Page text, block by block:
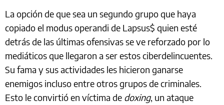
La opción de que sea un segundo grupo que haya
copiado el modus operandi de Lapsus$ quien esté
detrás de las últimas ofensivas se ve reforzado por lo
mediáticos que llegaron a ser estos ciberdelincuentes.
Su fama y sus actividades les hicieron ganarse
enemigos incluso entre otros grupos de criminales.
Esto le convirtió en víctima de doxing, un ataque